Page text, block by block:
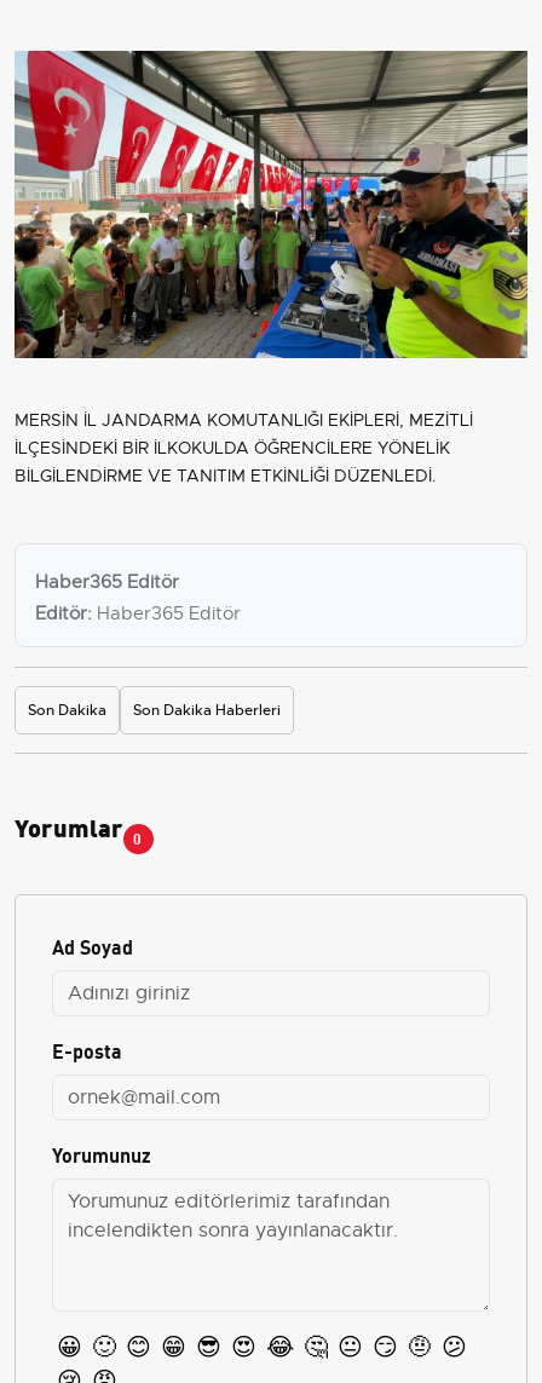
MERSİN İL JANDARMA KOMUTANLIĞI EKİPLERİ, MEZİTLİ
İLÇESİNDEKİ BİR İLKOKULDA ÖĞRENCİLERE YÖNELİK
BİLGİLENDİRME VE TANITIM ETKİNLİĞİ DÜZENLEDİ.
Haber365 Editör
Editör: Haber365 Editör
Son Dakika Son Dakika Haberleri
Yorumlar 0
Ad Soyad
E-posta
Yorumunuz
😀 🙂 😊 😁 😎 😍 😂 🤔 😐 😏 🤨 😕